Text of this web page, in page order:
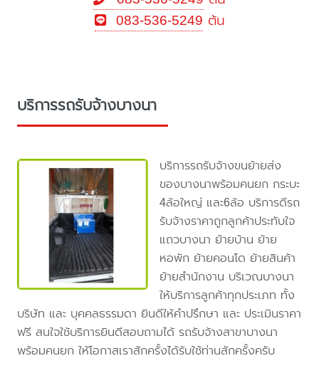
083-536-5249 ต้น
บริการรถรับจ้างบางนา
บริการรถรับจ้างขนย้ายส่ง
ของบางนาพร้อมคนยก กระบะ
4ล้อใหญ่ และ6ล้อ บริการดีรถ
รับจ้างราคาถูกลูกค้าประทับใจ
แถวบางนา ย้ายบ้าน ย้าย
หอพัก ย้ายคอนโด ย้ายสินค้า
ย้ายสำนักงาน บริเวณบางนา
ให้บริการลูกค้าทุกประเภท ทั้ง
บริษัท และ บุคคลธรรมดา ยินดีให้คำปรึกษา และ ประเมินราคา
ฟรี สนใจใช้บริการยินดีสอบถามได้ รถรับจ้างสาขาบางนา
พร้อมคนยก ให้โอกาสเราสักครั้งได้รับใช้ท่านสักครั้งครับ